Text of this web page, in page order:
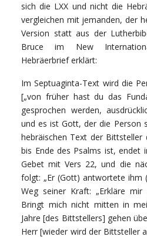
sich die LXX und nicht die
vergleichen mit jemanden, der
Version statt aus der
Bruce im New
Hebräerbrief erklärt:
Im Septuaginta-Text wird die
[„von früher hast du das
gesprochen werden,
und es ist Gott, der die Person
hebräischen Text der Bittsteller
bis Ende des Psalms ist, endet
Gebet mit Vers 22, und die
folgt: „Er (Gott) antwortete ihm
Weg seiner Kraft: „Erkläre
Bringt mich nicht mitten in
Jahre [des Bittstellers] gehen
Herr [wieder wird der Bittsteller